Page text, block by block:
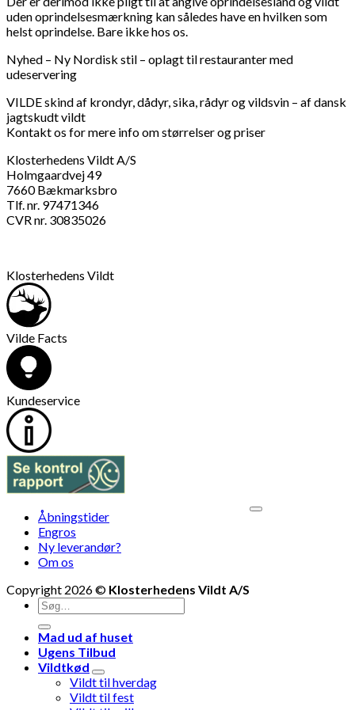
uden oprindelsesmærkning kan således have en hvilken som
helst oprindelse. Bare ikke hos os.
Nyhed – Ny Nordisk stil – oplagt til restauranter med
udeservering
VILDE skind af krondyr, dådyr, sika, rådyr og vildsvin – af dansk
jagtskudt vildt
Kontakt os for mere info om størrelser og priser
Klosterhedens Vildt A/S
Holmgaardvej 49
7660 Bækmarksbro
Tlf. nr. 97471346
CVR nr. 30835026
Klosterhedens Vildt
Vilde Facts
Kundeservice
Åbningstider
Engros
Ny leverandør?
Om os
Copyright 2026 © Klosterhedens Vildt A/S
Søg
efter:
Mad ud af huset
Ugens Tilbud
Vildtkød
Vildt til hverdag
Vildt til fest